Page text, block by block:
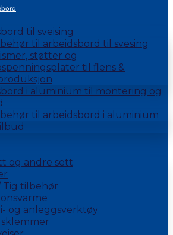
til sveising
til arbeidsbord til svesing
støtter og
til flens &
i aluminium til montering og
til arbeidsbord i aluminium
og andre sett
Tig tilbehør
og anleggsverktøy